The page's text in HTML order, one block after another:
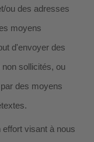
ou des adresses
moyens
d'envoyer des
sollicités, ou
des moyens
visant à nous